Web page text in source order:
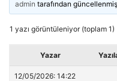
admin tarafından
1 yazı görüntüleniyor (toplam 1)
Yazar
12/05/2026: 14:22